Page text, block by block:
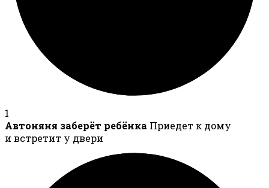
1
Автоняня заберёт ребёнка Приедет к дому
и встретит у двери